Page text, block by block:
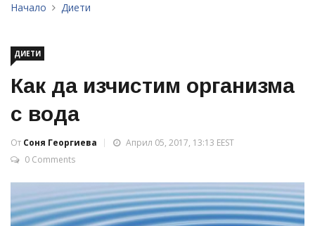
Начало Диети
ДИЕТИ
Как да изчистим организма
с вода
От Соня Георгиева
Април 05, 2017, 13:13 EEST
0 Comments